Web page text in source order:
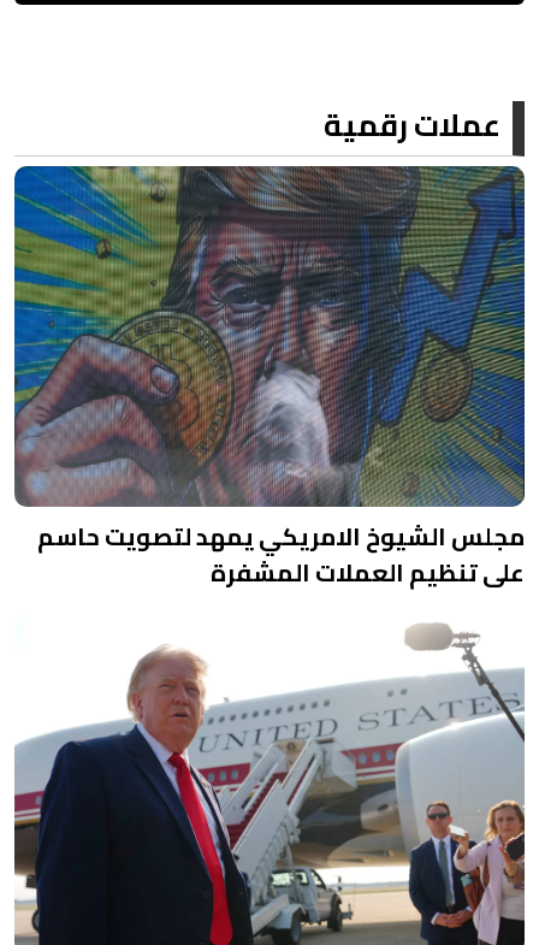
عملات رقمية
مجلس الشيوخ الامريكي يمهد لتصويت حاسم
على تنظيم العملات المشفرة